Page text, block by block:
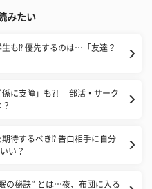
みたい
も⁉ 優先するのは…「友達？
係に支障」も?! 部活・サーク
待するべき⁉ 告白相手に自分
い？
の秘訣” とは…夜、布団に入る